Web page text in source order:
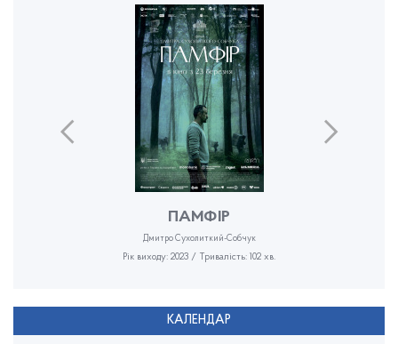
ПАМФІР
Дмитро Сухолиткий-Собчук
Рік виходу: 2023 / Тривалість: 102 хв.
КАЛЕНДАР